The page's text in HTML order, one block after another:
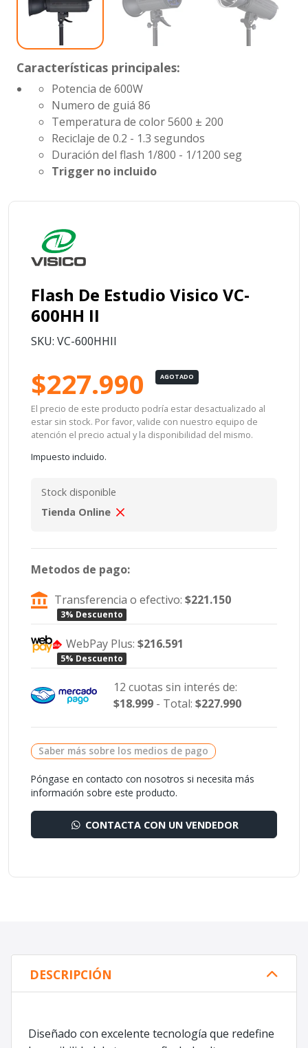
Características principales:
Potencia de 600W
Numero de guiá 86
Temperatura de color 5600 ± 200
Reciclaje de 0.2 - 1.3 segundos
Duración del flash 1/800 - 1/1200 seg
Trigger no incluido
Flash De Estudio Visico VC-
600HH II
SKU: VC-600HHII
$227.990 AGOTADO
El precio de este producto podría estar desactualizado al
estar sin stock. Por favor, valide con nuestro equipo de
atención el precio actual y la disponibilidad del mismo.
Impuesto incluido.
Stock disponible
Tienda Online
Metodos de pago:
Transferencia o efectivo:$221.150
3% Descuento
WebPay Plus:$216.591
5% Descuento
12 cuotas sin interés de:
$18.999- Total: $227.990
Saber más sobre los medios de pago
Póngase en contacto con nosotros si necesita más
información sobre este producto.
CONTACTA CON UN VENDEDOR
DESCRIPCIÓN
Diseñado con excelente tecnología que redefine